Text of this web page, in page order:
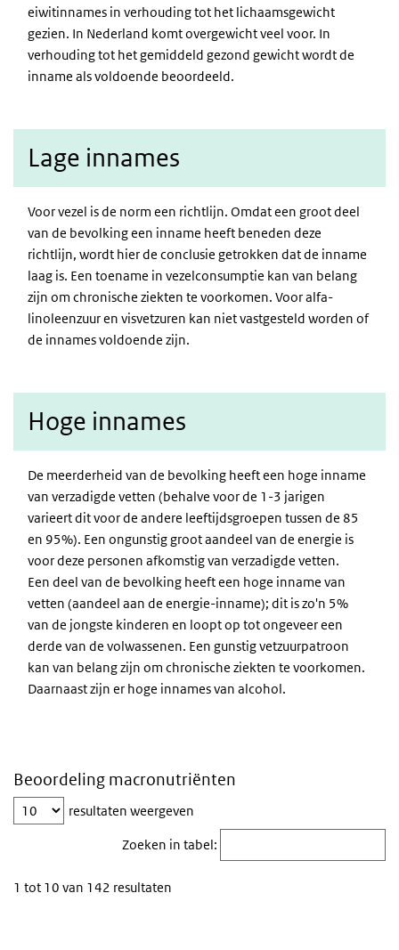
eiwitinnames in verhouding tot het lichaamsgewicht
gezien. In Nederland komt overgewicht veel voor. In
verhouding tot het gemiddeld gezond gewicht wordt de
inname als voldoende beoordeeld.
Lage innames
Voor vezel is de norm een richtlijn. Omdat een groot deel
van de bevolking een inname heeft beneden deze
richtlijn, wordt hier de conclusie getrokken dat de inname
laag is. Een toename in vezelconsumptie kan van belang
zijn om chronische ziekten te voorkomen. Voor alfa-
linoleenzuur en visvetzuren kan niet vastgesteld worden of
de innames voldoende zijn.
Hoge innames
De meerderheid van de bevolking heeft een hoge inname
van verzadigde vetten (behalve voor de 1-3 jarigen
varieert dit voor de andere leeftijdsgroepen tussen de 85
en 95%). Een ongunstig groot aandeel van de energie is
voor deze personen afkomstig van verzadigde vetten.
Een deel van de bevolking heeft een hoge inname van
vetten (aandeel aan de energie-inname); dit is zo'n 5%
van de jongste kinderen en loopt op tot ongeveer een
derde van de volwassenen. Een gunstig vetzuurpatroon
kan van belang zijn om chronische ziekten te voorkomen.
Daarnaast zijn er hoge innames van alcohol.
Beoordeling macronutriënten
resultaten weergeven
Zoeken in tabel:
1 tot 10 van 142 resultaten